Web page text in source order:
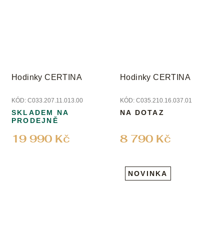
Hodinky CERTINA
KÓD: C033.207.11.013.00
19 990 Kč
SKLADEM NA
PRODEJNĚ
Hodinky CERTINA
KÓD: C035.210.16.037.01
8 790 Kč
NA DOTAZ
NOVINKA